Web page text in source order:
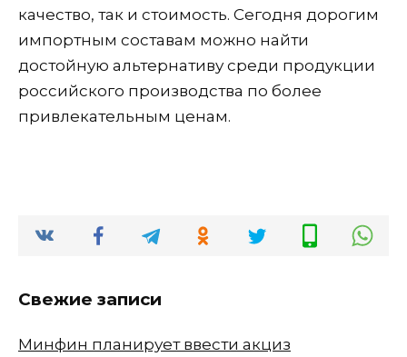
качество, так и стоимость. Сегодня дорогим
импортным составам можно найти
достойную альтернативу среди продукции
российского производства по более
привлекательным ценам.
Свежие записи
Минфин планирует ввести акциз